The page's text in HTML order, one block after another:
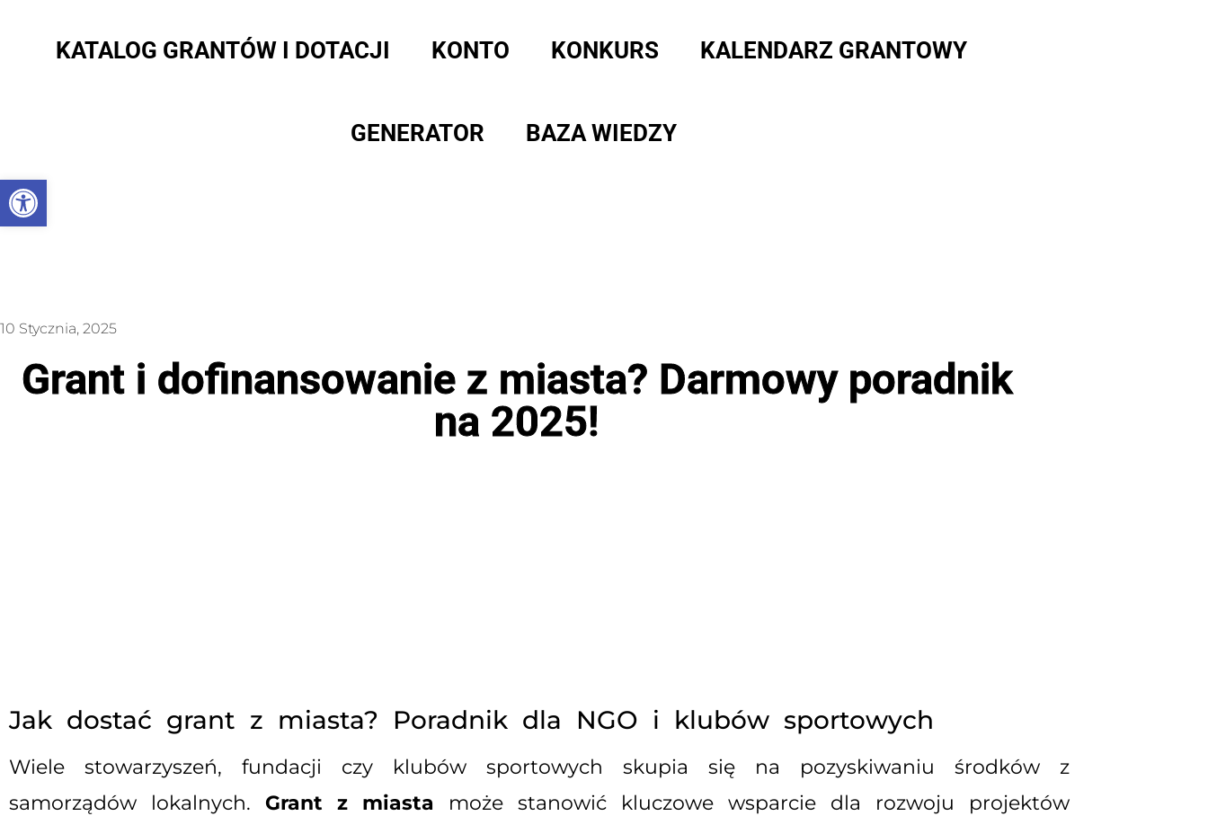
Otwórz pasek narzędzi
KATALOG GRANTÓW I DOTACJI KONTO KONKURS KALENDARZ GRANTOWY
GENERATOR BAZA WIEDZY
10 Stycznia, 2025
Grant i dofinansowanie z miasta? Darmowy poradnik
na 2025!
Jak dostać grant z miasta? Poradnik dla NGO i klubów sportowych
Wiele stowarzyszeń, fundacji czy klubów sportowych skupia się na pozyskiwaniu środków z
samorządów lokalnych. Grant z miasta może stanowić kluczowe wsparcie dla rozwoju projektów